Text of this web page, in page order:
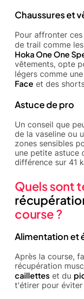
Chaussures et
Pour affronter
de trail comme les
Hoka One One
vêtements, opte
légers comme
Face et des
Astuce de pro
Un conseil que
de la vaseline ou
zones sensibles
une petite astuce
différence sur 41
Quels sont
course ?
Alimentation et
Après la course,
récupération
caillettes et du
t'étirer pour éviter